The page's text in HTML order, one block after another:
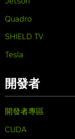
Quadro
SHIELD TV
Tesla
開發者
開發者專區
CUDA